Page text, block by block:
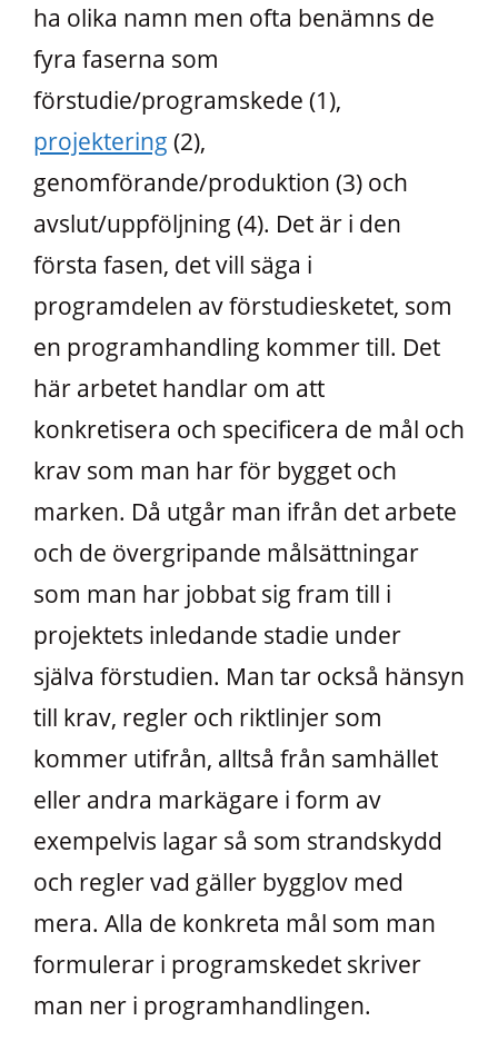
ha olika namn men ofta benämns de
fyra faserna som
förstudie/programskede (1),
projektering (2),
genomförande/produktion (3) och
avslut/uppföljning (4). Det är i den
första fasen, det vill säga i
programdelen av förstudiesketet, som
en programhandling kommer till. Det
här arbetet handlar om att
konkretisera och specificera de mål och
krav som man har för bygget och
marken. Då utgår man ifrån det arbete
och de övergripande målsättningar
som man har jobbat sig fram till i
projektets inledande stadie under
själva förstudien. Man tar också hänsyn
till krav, regler och riktlinjer som
kommer utifrån, alltså från samhället
eller andra markägare i form av
exempelvis lagar så som strandskydd
och regler vad gäller bygglov med
mera. Alla de konkreta mål som man
formulerar i programskedet skriver
man ner i programhandlingen.